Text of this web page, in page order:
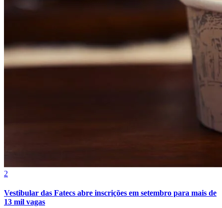
2
Vestibular das Fatecs abre inscrições em setembro para mais de
13 mil vagas